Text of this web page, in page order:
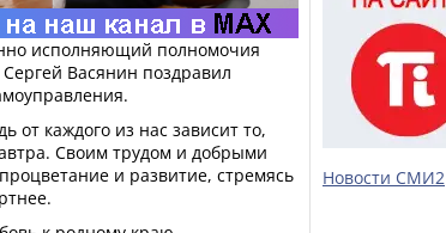
исполняющий полномочия
Васянин поздравил
от каждого из нас зависит то,
Своим трудом и добрыми
и развитие, стремясь
Новости СМИ2